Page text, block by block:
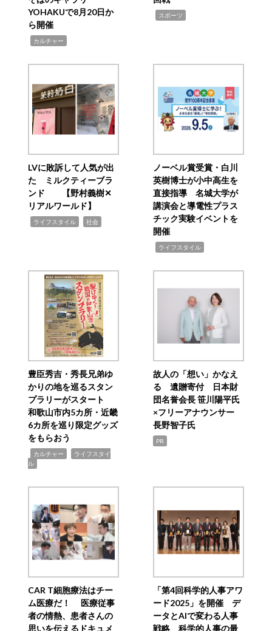
YOHAKUで8月20日か
ら開催
カルチャー
スポーツ
LVに敗訴して人気が出
た ミルクティーブラ
ンド 【野村義樹✕
リアルワールド】
ライフスタイル 社会
ノーベル賞受賞・白川
英樹博士が小中高生を
直接指導 名城大学が
講演会と導電性プラス
チック実験イベントを
開催
ライフスタイル
豊臣秀吉・秀長兄弟ゆ
かりの地を巡るスタン
プラリーがスタート
和歌山市内5カ所・近畿
6カ所を巡り限定グッズ
をもらおう
カルチャー
ライフスタイ
ル
故人の「想い」かなえ
る 遺贈寄付 日本財
団名誉会長 笹川陽平氏
×フリーアナウンサー
長野智子氏
PR
CAR T細胞療法はチー
ム医療だ！ 医療従事
者の情熱、患者さんの
思いを伝えるドキュメ
「第4回科学的人事アワ
ード2025」を開催 デ
ータとAIで変わる人事
戦略 科学的人事の最